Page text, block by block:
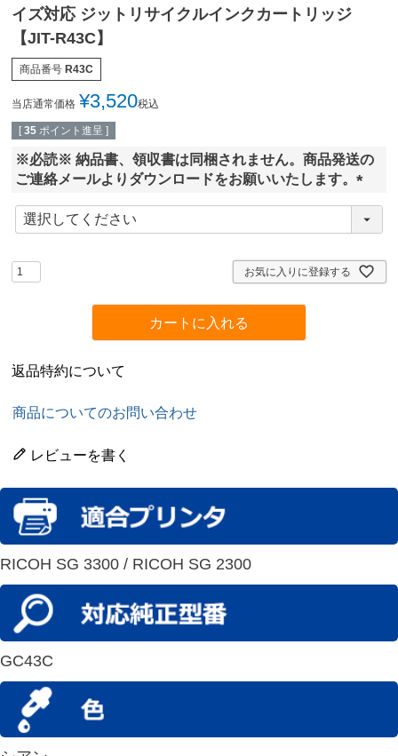
イズ対応 ジットリサイクルインクカートリッジ
【JIT-R43C】
商品番号 R43C
当店通常価格 ¥3,520税込
[ 35 ポイント進呈 ]
※必読※ 納品書、領収書は同梱されません。商品発送の
ご連絡メールよりダウンロードをお願いいたします。
(
必
)
お気に入りに登録する
カートに入れる
返品特約について
商品についてのお問い合わせ
レビューを書く
RICOH SG 3300 / RICOH SG 2300
GC43C